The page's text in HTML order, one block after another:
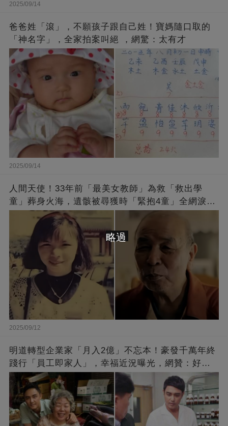
2025/09/14
爸爸姓「滾」，不願孩子跟自己姓！寶媽隨口取的
「神名字」，全家拍案叫絕 ，網驚：太有才
2025/09/14
人間天使！33年前「最美女教師」為救「救出學
童」葬身火海，遺骸被尋獲時「緊抱4童」全網淚
崩：真正的英雄不該被遺忘
2025/09/12
明道轉型企業家「月入2億」不忘本！豪發千萬年終
踐行「員工即家人」，幸福近況曝光，網贊：好老
闆的福報
略過